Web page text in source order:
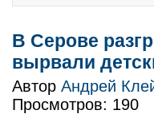
В Серове
вырвали
Автор Андрей
Просмотров: 190